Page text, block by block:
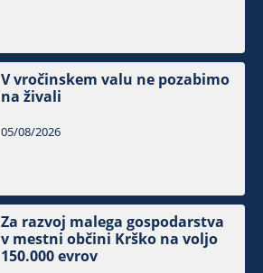
V vročinskem valu ne pozabimo
na živali
05/08/2026
Za razvoj malega gospodarstva
v mestni občini Krško na voljo
150.000 evrov